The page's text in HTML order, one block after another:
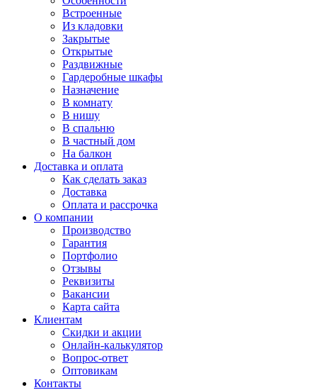
Встроенные
Из кладовки
Закрытые
Открытые
Раздвижные
Гардеробные шкафы
Назначение
В комнату
В нишу
В спальню
В частный дом
На балкон
Доставка и оплата
Как сделать заказ
Доставка
Оплата и рассрочка
О компании
Производство
Гарантия
Портфолио
Отзывы
Реквизиты
Вакансии
Карта сайта
Клиентам
Скидки и акции
Онлайн-калькулятор
Вопрос-ответ
Оптовикам
Контакты